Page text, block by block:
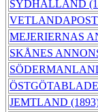
SYDHALLAND
MEJERIERNAS
SKÅNES
JEMTLAND